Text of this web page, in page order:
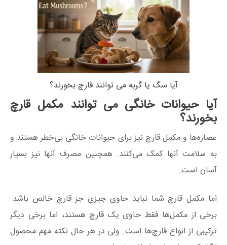
آیا سگ یا گربه می توانند قارچ بخورند؟
آیا حیوانات خانگی می توانند مکمل قارچ
بخورند؟
عصاره‌ها و مکمل قارچ نیز برای حیوانات خانگی بی‌خطر هستند و
به سلامت آنها کمک می‌کنند. همچنین مصرف آنها نیز بسیار
آسان است.
اما مکمل قارچ شما نباید حاوی چیزی جز قارچ خالص باشد.
برخی از مکمل‌ها فقط حاوی یک قارچ هستند، اما برخی دیگر
ترکیبی از انواع قارچ‌ها است. ولی در هر حال نکته مهم محصول